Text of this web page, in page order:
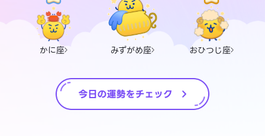
かに座 みずがめ座 おひつじ座